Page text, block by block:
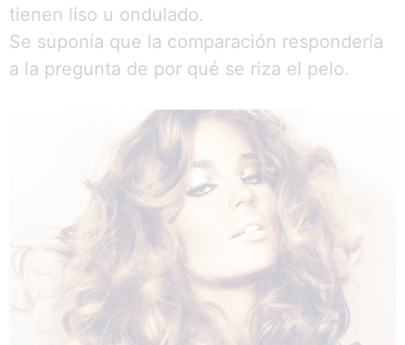
tienen liso u ondulado.
Se suponía que la comparación respondería
a la pregunta de por qué se riza el pelo.